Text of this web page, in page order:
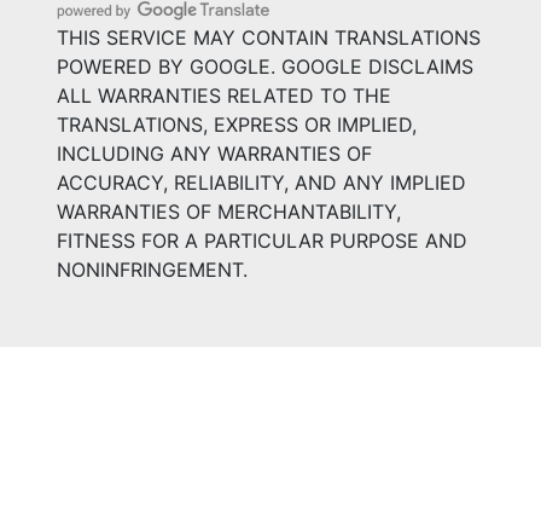
THIS SERVICE MAY CONTAIN TRANSLATIONS
POWERED BY GOOGLE. GOOGLE DISCLAIMS
ALL WARRANTIES RELATED TO THE
TRANSLATIONS, EXPRESS OR IMPLIED,
INCLUDING ANY WARRANTIES OF
ACCURACY, RELIABILITY, AND ANY IMPLIED
WARRANTIES OF MERCHANTABILITY,
FITNESS FOR A PARTICULAR PURPOSE AND
NONINFRINGEMENT.